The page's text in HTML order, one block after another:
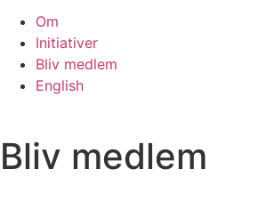
Om
Initiativer
Bliv medlem
English
Bliv medlem